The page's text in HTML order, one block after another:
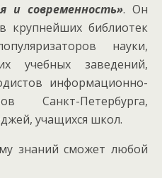
и современность». Он
крупнейших библиотек
науки,
учебных заведений,
информационно-
Санкт-Петербурга,
учащихся школ.
знаний сможет любой